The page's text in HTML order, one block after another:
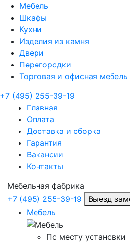
Мебель
Шкафы
Кухни
Изделия из камня
Двери
Перегородки
Торговая и офисная мебель
+7 (495) 255-39-19
Главная
Оплата
Доставка и сборка
Гарантия
Вакансии
Контакты
Мебельная фабрика
+7 (495) 255-39-19
Выезд
Мебель
По месту установки